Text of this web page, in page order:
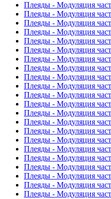
Плеяды - Модуляция
Плеяды - Модуляция
Плеяды - Модуляция
Плеяды - Модуляция
Плеяды - Модуляция
Плеяды - Модуляция
Плеяды - Модуляция
Плеяды - Модуляция
Плеяды - Модуляция
Плеяды - Модуляция
Плеяды - Модуляция
Плеяды - Модуляция
Плеяды - Модуляция
Плеяды - Модуляция
Плеяды - Модуляция
Плеяды - Модуляция
Плеяды - Модуляция
Плеяды - Модуляция
Плеяды - Модуляция
Плеяды - Модуляция
Плеяды - Модуляция
Плеяды - Модуляция